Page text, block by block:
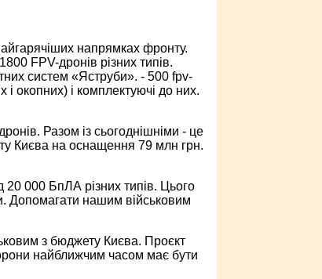
напрямках фронту.
FPV-дронів різних типів.
систем «Яструби». - 500 fpv-
окопних) і комплектуючі до них.
Разом із сьогоднішніми - це
Києва на оснащення 79 млн грн.
20 000 БпЛА різних типів. Цього
Допомагати нашим військовим
з бюджету Києва. Проєкт
найближчим часом має бути